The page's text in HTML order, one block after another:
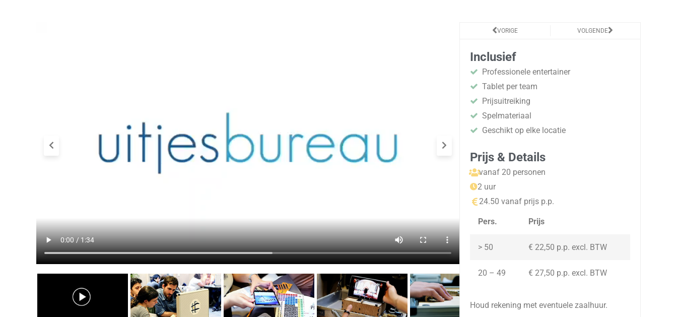
Vorige
VORIGE VOLGENDEVolgende
Inclusief
Professionele entertainer
Tablet per team
Prijsuitreiking
Spelmateriaal
Geschikt op elke locatie
Prijs & Details
vanaf 20 personen
2 uur
24.50 vanaf prijs p.p.
Pers. Prijs
> 50 € 22,50 p.p. excl. BTW
20 – 49 € 27,50 p.p. excl. BTW
Houd rekening met eventuele zaalhuur.